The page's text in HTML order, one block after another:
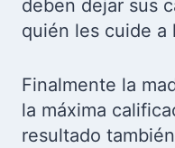
deben dejar sus
quién les cuide a
Finalmente la
la máxima
resultado